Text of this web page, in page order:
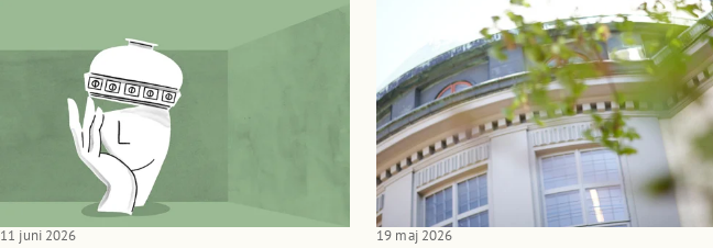
11 juni 2026 19 maj 2026